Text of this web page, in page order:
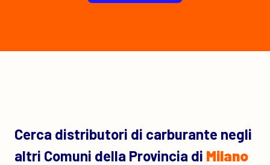
Cerca distributori di carburante negli
altri Comuni della Provincia di Milano